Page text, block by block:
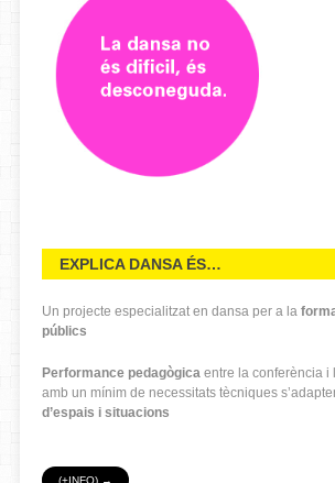
EXPLICA DANSA ÉS…
Un projecte especialitzat en dansa per a la
públics
Performance pedagògica entre la conferència i
amb un mínim de necessitats tècniques
d’espais i situacions
(+INFO) →